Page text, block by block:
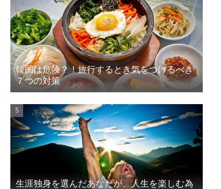
韓国は危険？！旅行するとき気をつけるべき
７つの対策
生涯独身を選んだあなたが、人生を楽しむ為